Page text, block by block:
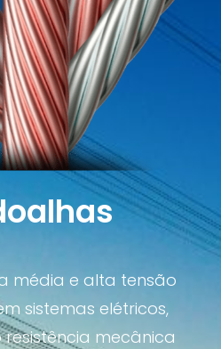
média e alta tensão
sistemas elétricos,
mecânica